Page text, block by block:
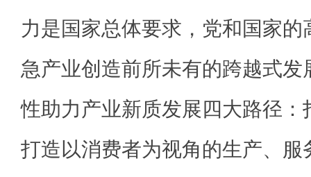
力是国家总体要求，党和国家
急产业创造前所未有的跨越式发
性助力产业新质发展四大路径：
打造以消费者为视角的生产、服